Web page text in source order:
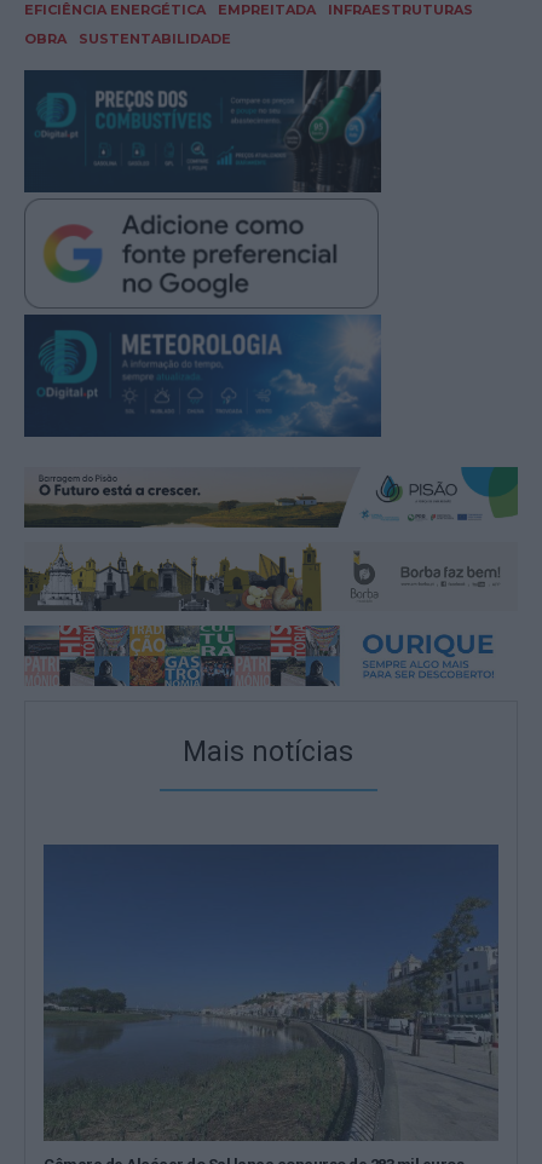
EFICIÊNCIA ENERGÉTICA
EMPREITADA
INFRAESTRUTURAS
OBRA
SUSTENTABILIDADE
Mais notícias